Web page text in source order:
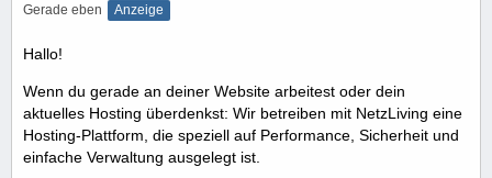
Gerade eben Anzeige
Hallo!
Wenn du gerade an deiner Website arbeitest oder dein
aktuelles Hosting überdenkst: Wir betreiben mit NetzLiving eine
Hosting-Plattform, die speziell auf Performance, Sicherheit und
einfache Verwaltung ausgelegt ist.